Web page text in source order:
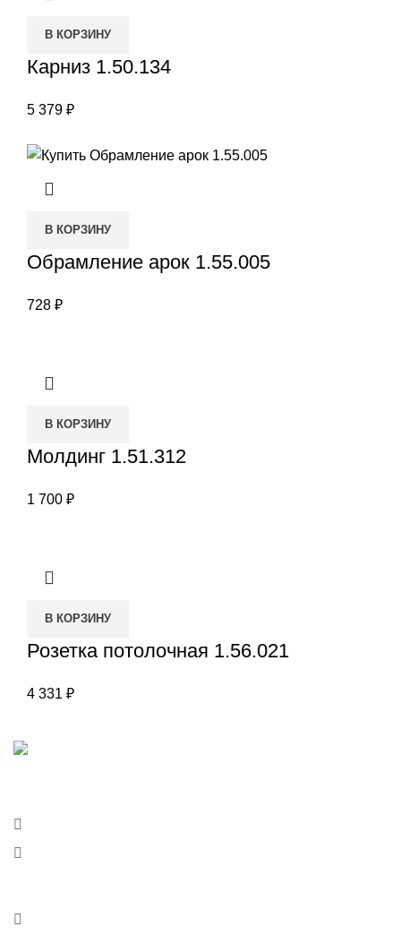
В КОРЗИНУ
Карниз 1.50.134
5 379 ₽
В КОРЗИНУ
Обрамление арок 1.55.005
728 ₽
В КОРЗИНУ
Молдинг 1.51.312
1 700 ₽
В КОРЗИНУ
Розетка потолочная 1.56.021
4 331 ₽